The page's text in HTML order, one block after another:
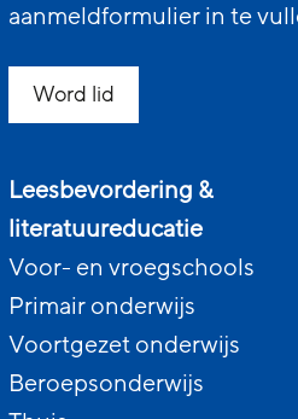
aanmeldformulier in te
Word lid
Leesbevordering &
literatuureducatie
Voor- en vroegschools
Primair onderwijs
Voortgezet onderwijs
Beroepsonderwijs